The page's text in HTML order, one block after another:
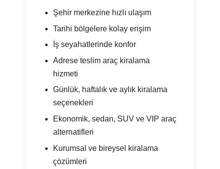
Şehir merkezine hızlı ulaşım
Tarihi bölgelere kolay erişim
İş seyahatlerinde konfor
Adrese teslim araç kiralama
hizmeti
Günlük, haftalık ve aylık kiralama
seçenekleri
Ekonomik, sedan, SUV ve VIP araç
alternatifleri
Kurumsal ve bireysel kiralama
çözümleri